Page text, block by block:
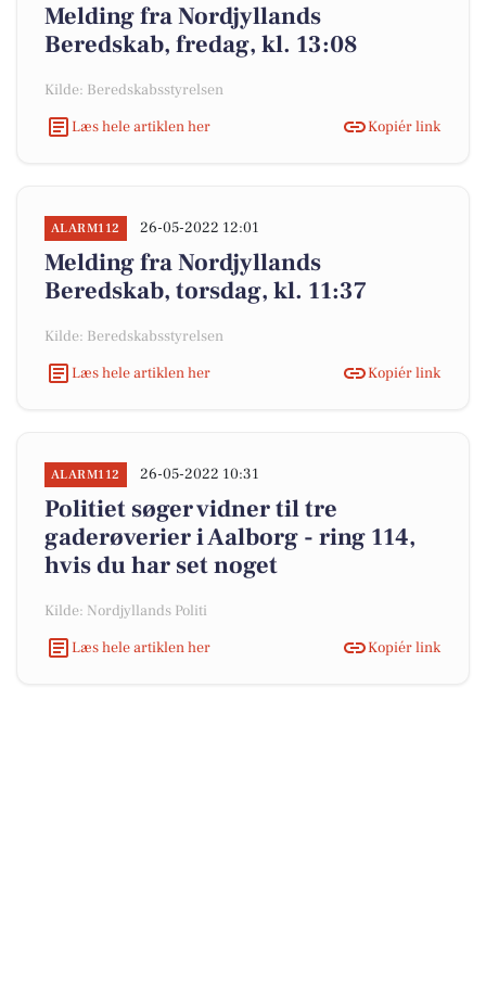
Melding fra Nordjyllands
Beredskab, fredag, kl. 13:08
Kilde: Beredskabsstyrelsen
Læs hele artiklen her
Kopiér link
ALARM112 26-05-2022 12:01
Melding fra Nordjyllands
Beredskab, torsdag, kl. 11:37
Kilde: Beredskabsstyrelsen
Læs hele artiklen her
Kopiér link
ALARM112 26-05-2022 10:31
Politiet søger vidner til tre
gaderøverier i Aalborg - ring 114,
hvis du har set noget
Kilde: Nordjyllands Politi
Læs hele artiklen her
Kopiér link